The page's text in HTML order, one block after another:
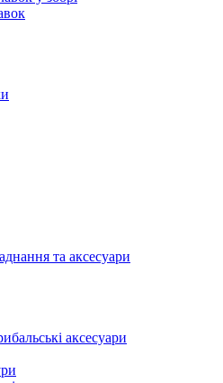
та аксесуари
аксесуари